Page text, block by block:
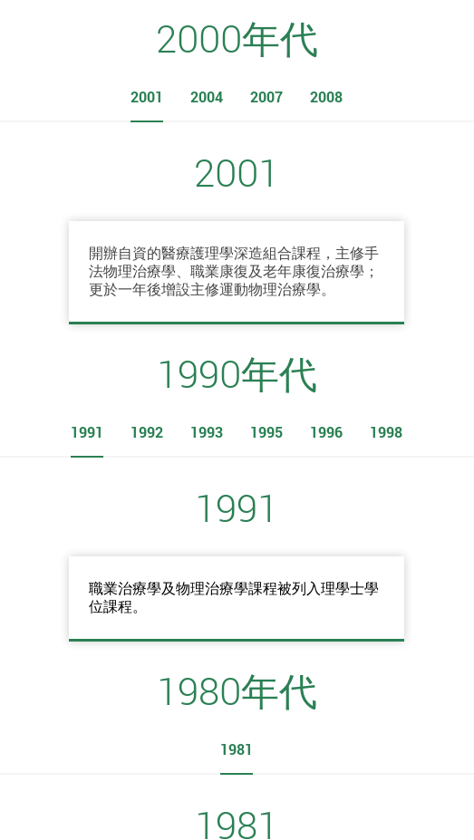
2000年代
2001 2004 2007 2008
2001
開辦自資的醫療護理學深造組合課程，主修手
法物理治療學、職業康復及老年康復治療學；
更於一年後增設主修運動物理治療學。
1990年代
1991 1992 1993 1995 1996 1998
1991
職業治療學及物理治療學課程被列入理學士學
位課程。
1980年代
1981
1981